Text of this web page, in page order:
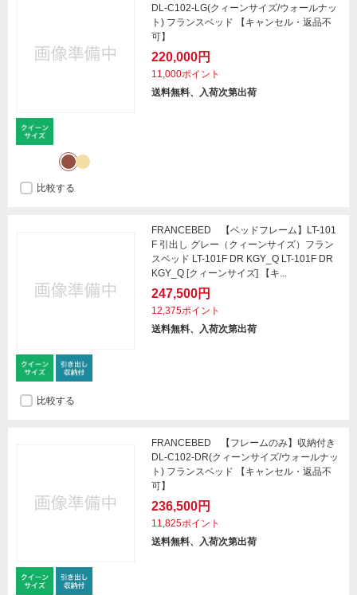
DL-C102-LG(クィーンサイズ/ウォールナッ
ト) フランスベッド 【キャンセル・返品不
可】
220,000円
11,000ポイント
送料無料、入荷次第出荷
比較する
FRANCEBED 【ベッドフレーム】LT-101
F 引出し グレー（クィーンサイズ）フラン
スベッド LT-101F DR KGY_Q LT-101F DR
KGY_Q [クィーンサイズ] 【キ...
247,500円
12,375ポイント
送料無料、入荷次第出荷
比較する
FRANCEBED 【フレームのみ】収納付き
DL-C102-DR(クィーンサイズ/ウォールナッ
ト) フランスベッド 【キャンセル・返品不
可】
236,500円
11,825ポイント
送料無料、入荷次第出荷